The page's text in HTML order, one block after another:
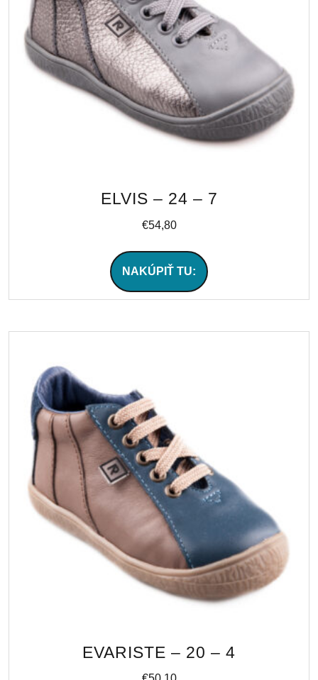
ELVIS – 24 – 7
€54,80
NAKÚPIŤ TU:
EVARISTE – 20 – 4